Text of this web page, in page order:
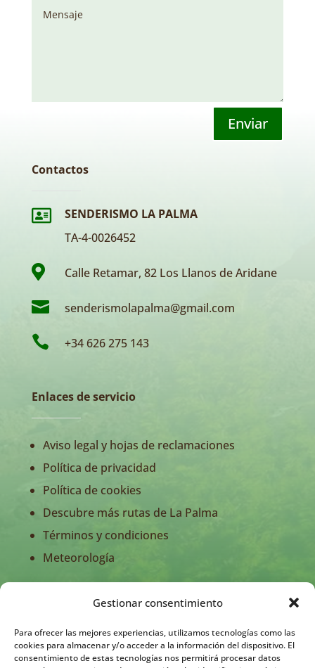
Gestionar consentimiento
Para ofrecer las mejores experiencias, utilizamos tecnologías como las
cookies para almacenar y/o acceder a la información del dispositivo. El
consentimiento de estas tecnologías nos permitirá procesar datos
Enviar
Contactos

SENDERISMO LA PALMA
TA-4-0026452
 Calle Retamar, 82 Los Llanos de Aridane
 senderismolapalma@gmail.com
 +34 626 275 143
Enlaces de servicio
Aviso legal y hojas de reclamaciones
Política de privacidad
Política de cookies
Descubre más rutas de La Palma
Términos y condiciones
Meteorología